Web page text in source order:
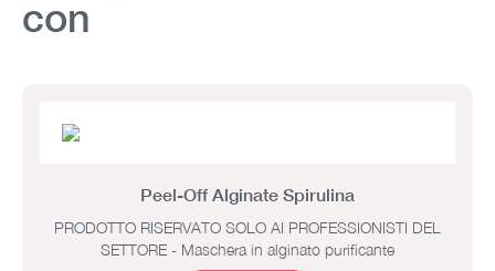
con
Peel-Off Alginate Spirulina
PRODOTTO RISERVATO SOLO AI PROFESSIONISTI DEL
SETTORE - Maschera in alginato purificante